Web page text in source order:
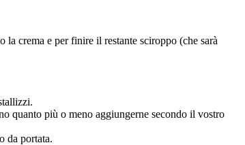
crema e per finire il restante sciroppo (che sarà
quanto più o meno aggiungerne secondo il vostro
da portata.